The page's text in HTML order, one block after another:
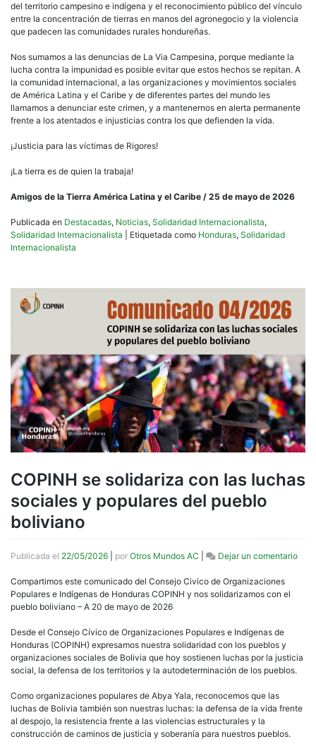
del territorio campesino e indígena y el reconocimiento público del vínculo
entre la concentración de tierras en manos del agronegocio y la violencia
que padecen las comunidades rurales hondureñas.
Nos sumamos a las denuncias de La Via Campesina, porque mediante la
lucha contra la impunidad es posible evitar que estos hechos se repitan. A
la comunidad internacional, a las organizaciones y movimientos sociales
de América Latina y el Caribe y de diferentes partes del mundo les
llamamos a denunciar este crimen, y a mantenernos en alerta permanente
frente a los atentados e injusticias contra los que defienden la vida.
¡Justicia para las víctimas de Rigores!
¡La tierra es de quien la trabaja!
Amigos de la Tierra América Latina y el Caribe / 25 de mayo de 2026
Publicada en Destacadas, Noticias, Solidaridad Internacionalista,
Solidaridad Internacionalista
Etiquetada como Honduras, Solidaridad
Internacionalista
COPINH se solidariza con las luchas
sociales y populares del pueblo
boliviano
Publicada el 22/05/2026 por Otros Mundos AC Dejar un comentarioen
y
Compartimos este comunicado del Consejo Civico de Organizaciones
Populares e Indígenas de Honduras COPINH y nos solidarizamos con el
pueblo boliviano – A 20 de mayo de 2026
Desde el Consejo Cívico de Organizaciones Populares e Indígenas de
Honduras (COPINH) expresamos nuestra solidaridad con los pueblos y
organizaciones sociales de Bolivia que hoy sostienen luchas por la justicia
social, la defensa de los territorios y la autodeterminación de los pueblos.
Como organizaciones populares de Abya Yala, reconocemos que las
luchas de Bolivia también son nuestras luchas: la defensa de la vida frente
al despojo, la resistencia frente a las violencias estructurales y la
construcción de caminos de justicia y soberanía para nuestros pueblos.